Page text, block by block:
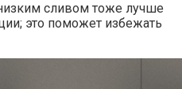
сливом тоже лучше
это поможет избежать